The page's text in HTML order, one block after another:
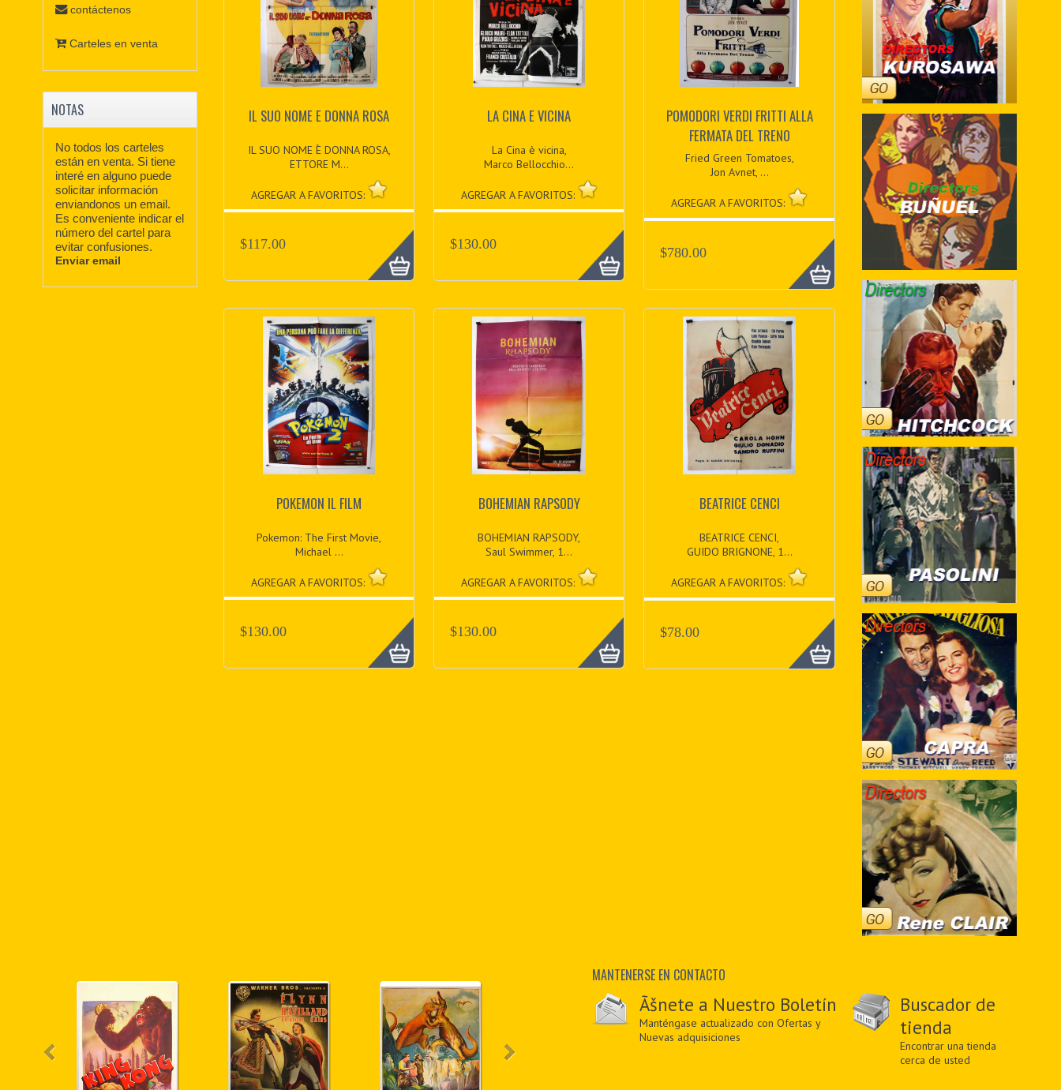
IL SUO NOME E DONNA ROSA
IL SUO NOME È DONNA ROSA,
ETTORE M...
AGREGAR A FAVORITOS:
$117.00
LA CINA E VICINA
La Cina è vicina,
Marco Bellocchio...
AGREGAR A FAVORITOS:
$130.00
POMODORI VERDI FRITTI ALLA
FERMATA DEL TRENO
Fried Green Tomatoes,
Jon Avnet, ...
AGREGAR A FAVORITOS:
$780.00
POKEMON IL FILM
Pokemon: The First Movie,
Michael ...
AGREGAR A FAVORITOS:
$130.00
BOHEMIAN RAPSODY
BOHEMIAN RAPSODY,
Saul Swimmer, 1...
AGREGAR A FAVORITOS:
$130.00
BEATRICE CENCI
BEATRICE CENCI,
GUIDO BRIGNONE, 1...
AGREGAR A FAVORITOS:
$78.00
contáctenos
Carteles en venta
NOTAS
No todos los carteles
están en venta. Si tiene
interé en alguno puede
solicitar información
enviandonos un email.
Es conveniente indicar el
número del cartel para
evitar confusiones.
Enviar email
MANTENERSE EN CONTACTO
Ãšnete a Nuestro Boletín
Manténgase actualizado con Ofertas y
Nuevas adquisiciones
Buscador de
tienda
Encontrar una tienda
cerca de usted